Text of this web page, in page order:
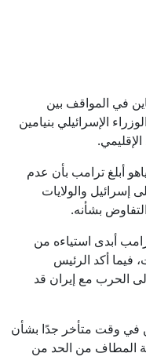
عراقية بالتعاون
الأمن.. باكستان في
تُخفي تقارير
الأمريكية؟
الحوثي على حضرموت
يتوعد بالرد الحازم
في الموساد على
النظام الإيراني
في المواقف بين
الإسرائيلي بنيامين
أبلغ ترامب بأن عدم
إسرائيل والولايات
بشأنه.
أبدى استياءه من
فيما أكد الرئيس
الحرب مع إيران قد
في وقت متأخر جدًا بشأن
المطاف من الحد من